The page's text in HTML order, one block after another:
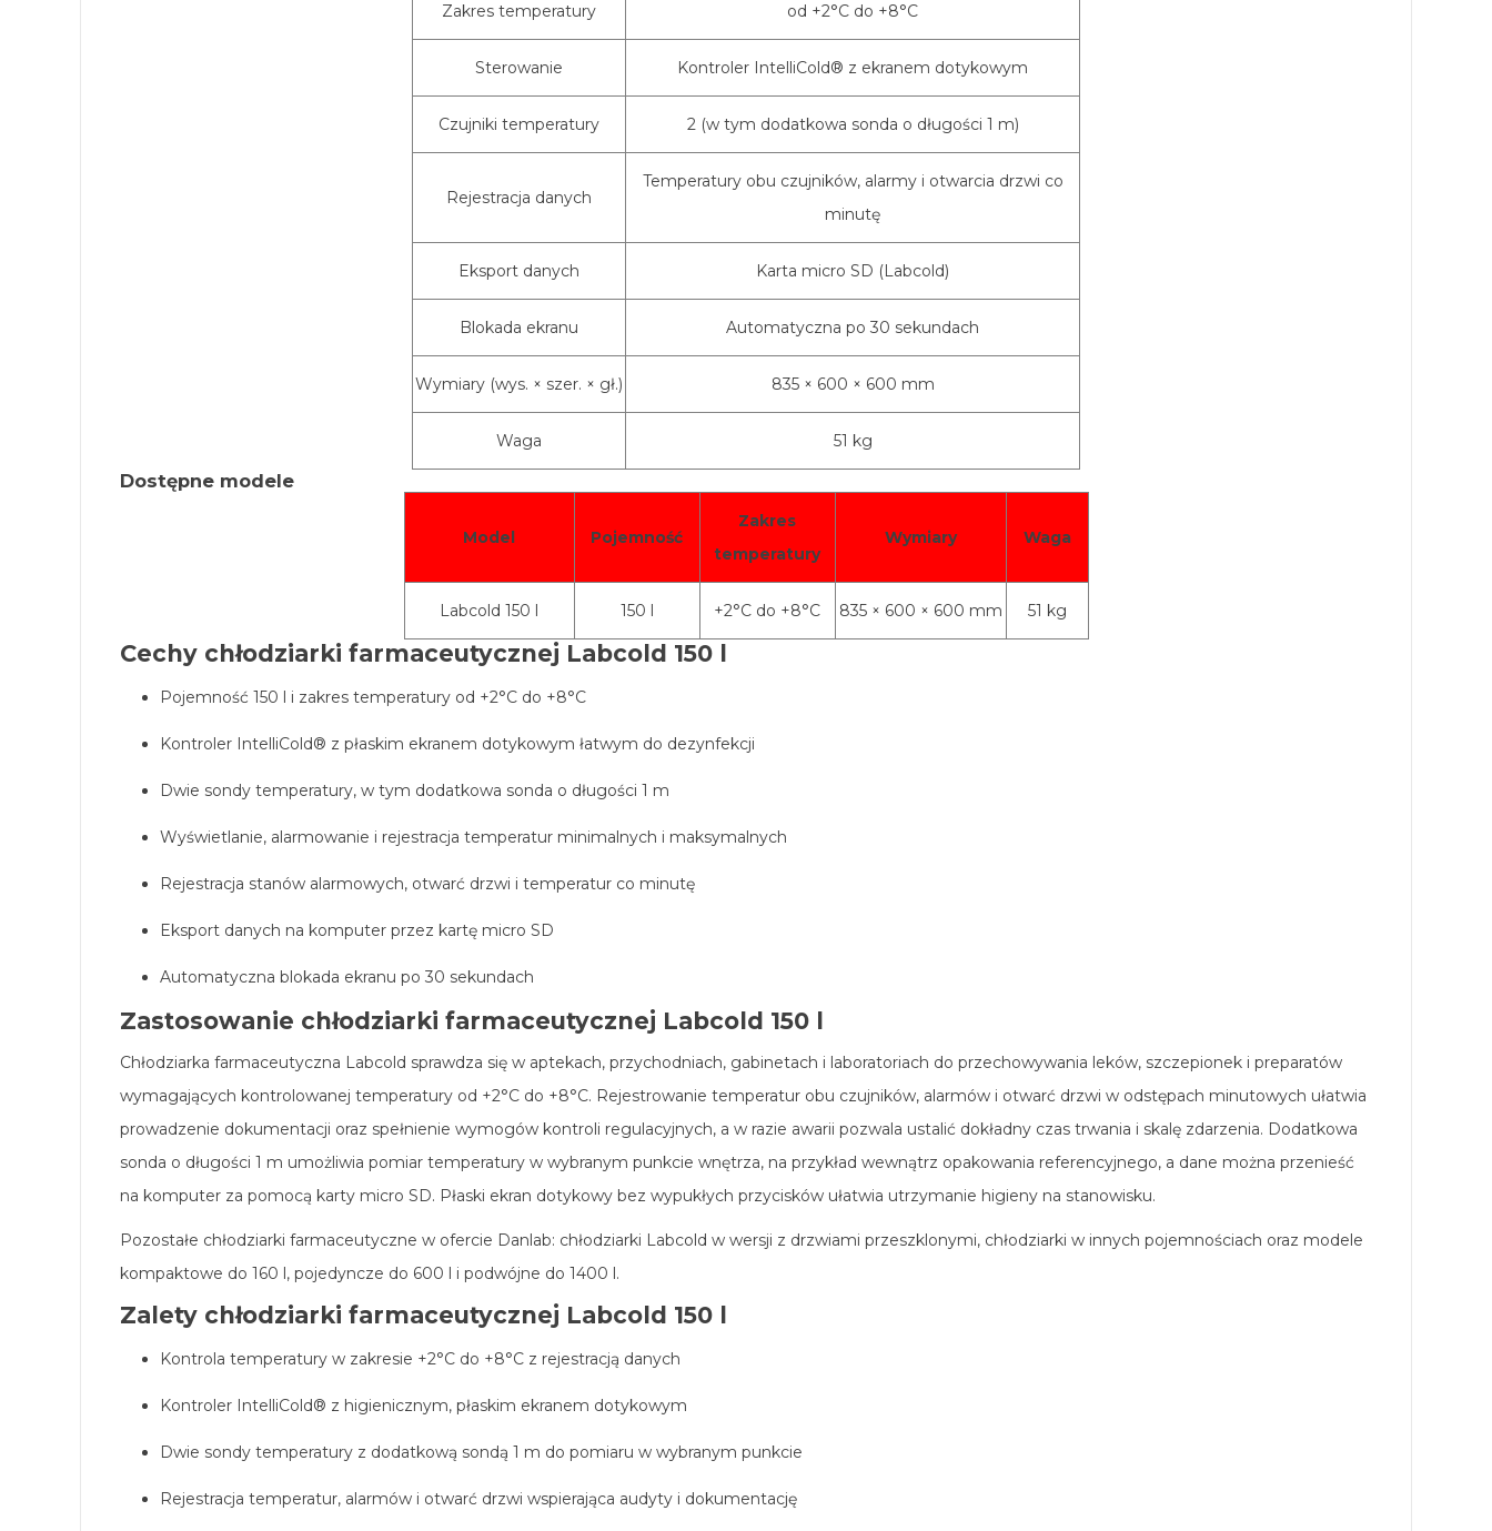
Zakres temperatury od +2°C do +8°C
Sterowanie Kontroler IntelliCold® z ekranem dotykowym
Czujniki temperatury 2 (w tym dodatkowa sonda o długości 1 m)
Rejestracja danych
Temperatury obu czujników, alarmy i otwarcia drzwi co
minutę
Eksport danych Karta micro SD (Labcold)
Blokada ekranu Automatyczna po 30 sekundach
Wymiary (wys. × szer. × gł.) 835 × 600 × 600 mm
Waga 51 kg
Dostępne modele
Model Pojemność
Zakres
temperatury
Wymiary Waga
Labcold 150 l 150 l +2°C do +8°C 835 × 600 × 600 mm 51 kg
Cechy chłodziarki farmaceutycznej Labcold 150 l
Pojemność 150 l i zakres temperatury od +2°C do +8°C
Kontroler IntelliCold® z płaskim ekranem dotykowym łatwym do dezynfekcji
Dwie sondy temperatury, w tym dodatkowa sonda o długości 1 m
Wyświetlanie, alarmowanie i rejestracja temperatur minimalnych i maksymalnych
Rejestracja stanów alarmowych, otwarć drzwi i temperatur co minutę
Eksport danych na komputer przez kartę micro SD
Automatyczna blokada ekranu po 30 sekundach
Zastosowanie chłodziarki farmaceutycznej Labcold 150 l
Chłodziarka farmaceutyczna Labcold sprawdza się w aptekach, przychodniach, gabinetach i laboratoriach do przechowywania leków, szczepionek i preparatów
wymagających kontrolowanej temperatury od +2°C do +8°C. Rejestrowanie temperatur obu czujników, alarmów i otwarć drzwi w odstępach minutowych ułatwia
prowadzenie dokumentacji oraz spełnienie wymogów kontroli regulacyjnych, a w razie awarii pozwala ustalić dokładny czas trwania i skalę zdarzenia. Dodatkowa
sonda o długości 1 m umożliwia pomiar temperatury w wybranym punkcie wnętrza, na przykład wewnątrz opakowania referencyjnego, a dane można przenieść
na komputer za pomocą karty micro SD. Płaski ekran dotykowy bez wypukłych przycisków ułatwia utrzymanie higieny na stanowisku.
Pozostałe chłodziarki farmaceutyczne w ofercie Danlab: chłodziarki Labcold w wersji z drzwiami przeszklonymi, chłodziarki w innych pojemnościach oraz modele
kompaktowe do 160 l, pojedyncze do 600 l i podwójne do 1400 l.
Zalety chłodziarki farmaceutycznej Labcold 150 l
Kontrola temperatury w zakresie +2°C do +8°C z rejestracją danych
Kontroler IntelliCold® z higienicznym, płaskim ekranem dotykowym
Dwie sondy temperatury z dodatkową sondą 1 m do pomiaru w wybranym punkcie
Rejestracja temperatur, alarmów i otwarć drzwi wspierająca audyty i dokumentację